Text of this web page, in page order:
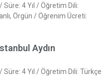
Süre: 4 Yıl / Öğretim Dili:
Örgün / Öğrenim Ücreti:
Aydın
Süre: 4 Yıl / Öğretim Dili: Türkçe